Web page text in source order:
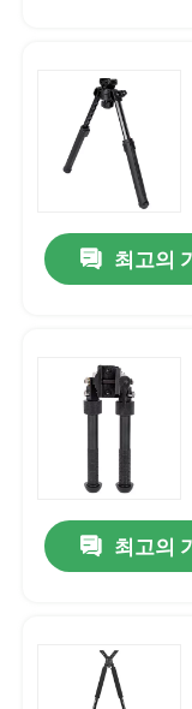
제품 소개
동영상
VR 쇼
공장 투어
품질 관리
연락처
사냥 구두
최고의
최고의